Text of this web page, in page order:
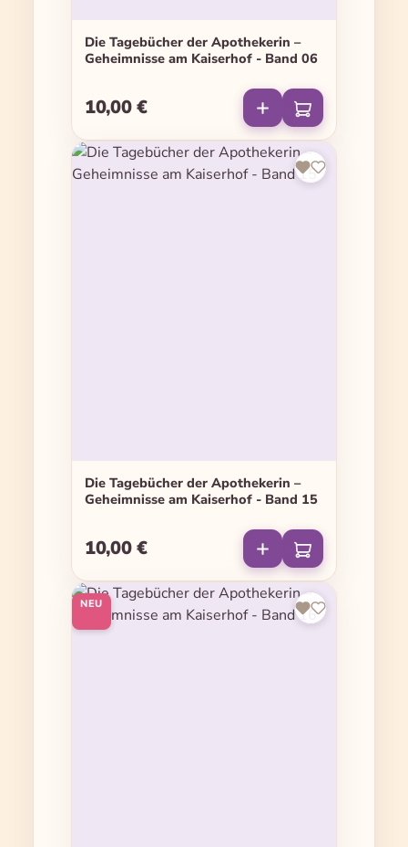
Die Tagebücher der Apothekerin –
Geheimnisse am Kaiserhof - Band 06
Regulärer Preis:
10,00 €
Die Tagebücher der Apothekerin –
Geheimnisse am Kaiserhof - Band 15
Regulärer Preis:
10,00 €
NEU